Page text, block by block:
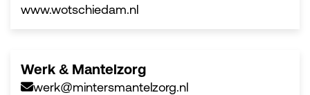
www.wotschiedam.nl
Werk & Mantelzorg
werk@mintersmantelzorg.nl